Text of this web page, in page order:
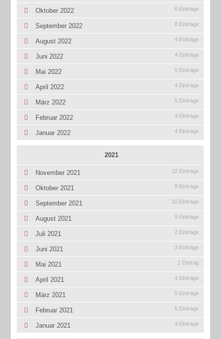
Oktober 2022 6 Einträge
September 2022 8 Einträge
August 2022 4 Einträge
Juni 2022 4 Einträge
Mai 2022 5 Einträge
April 2022 4 Einträge
März 2022 5 Einträge
Februar 2022 4 Einträge
Januar 2022 4 Einträge
2021
November 2021 22 Einträge
Oktober 2021 8 Einträge
September 2021 10 Einträge
August 2021 8 Einträge
Juli 2021 2 Einträge
Juni 2021 3 Einträge
Mai 2021 1 Eintrag
April 2021 4 Einträge
März 2021 5 Einträge
Februar 2021 6 Einträge
Januar 2021 4 Einträge